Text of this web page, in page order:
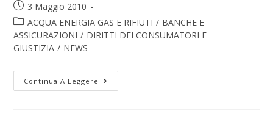
3 Maggio 2010
ACQUA ENERGIA GAS E RIFIUTI / BANCHE E
ASSICURAZIONI / DIRITTI DEI CONSUMATORI E
GIUSTIZIA / NEWS
Continua A Leggere